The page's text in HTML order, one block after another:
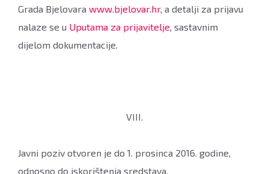
Grada Bjelovara www.bjelovar.hr, a detalji za prijavu
nalaze se u Uputama za prijavitelje, sastavnim
dijelom dokumentacije.
VIII.
Javni poziv otvoren je do 1. prosinca 2016. godine,
odnosno do iskorištenja sredstava.